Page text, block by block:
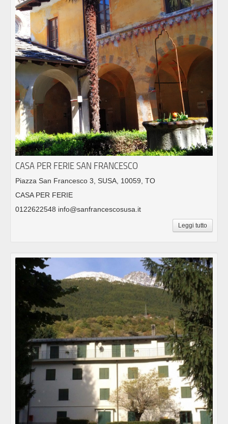
CASA PER FERIE SAN FRANCESCO
Piazza San Francesco 3, SUSA, 10059, TO
CASA PER FERIE
0122622548 info@sanfrancescosusa.it
Leggi tutto